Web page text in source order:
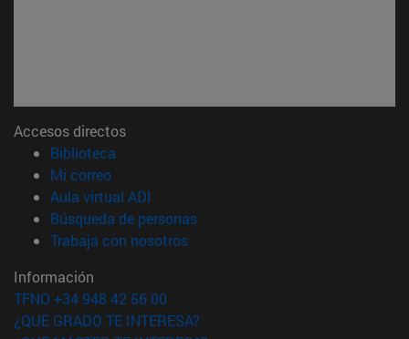
Accesos directos
Biblioteca
Mi correo(abre en nueva ventana)
Aula virtual ADI
Búsqueda de personas(abre en nueva ventana)
Trabaja con nosotros(abre en nueva ventana)
Información
TFNO +34 948 42 56 00
¿QUÉ GRADO TE INTERESA?